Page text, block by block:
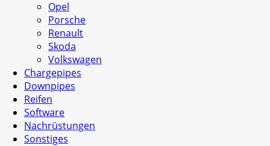
Opel
Porsche
Renault
Skoda
Volkswagen
Chargepipes
Downpipes
Reifen
Software
Nachrüstungen
Sonstiges